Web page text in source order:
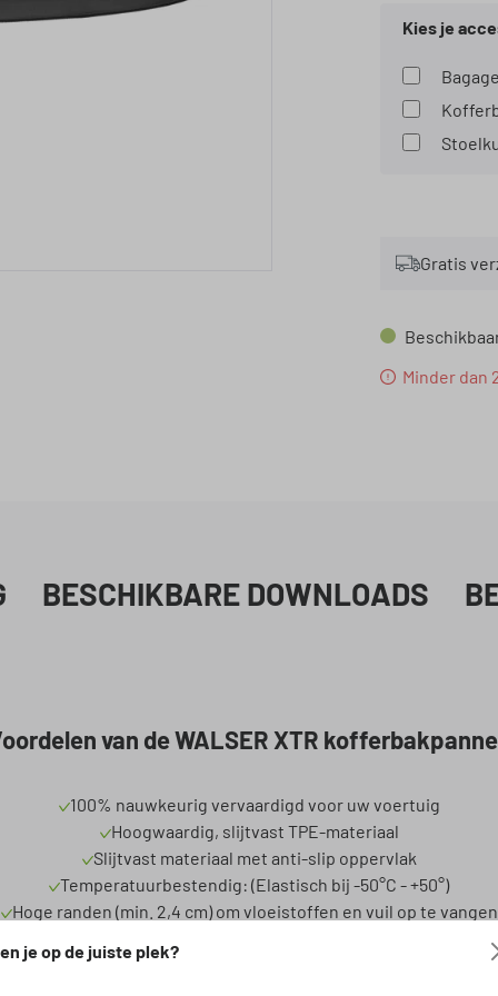
Kies je
Gratis
Minder dan
BESCHIKBARE DOWNLOADS
van de WALSER XTR
100% nauwkeurig vervaardigd voor uw voertuig
Hoogwaardig, slijtvast TPE-materiaal
Slijtvast materiaal met anti-slip oppervlak
Temperatuurbestendig: (Elastisch bij -50°C - +50°)
Hoge randen (min. 2,4 cm) om vloeistoffen en vuil op te vangen
Zeer gemakkelijk schoon te maken & hoge kwaliteit materiaal
je op de juiste plek?